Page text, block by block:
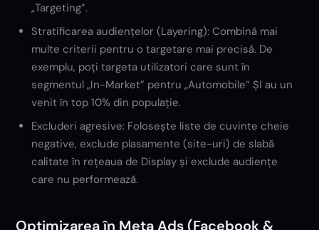
„Targeting”.
Stratificarea audiențelor (Layering): Combină mai
multe criterii pentru o targetare mai precisă. De
exemplu, poți targeta utilizatori care sunt în
segmentul „In-Market” pentru „Automobile” ȘI au un
venit în top 10% din populație.
Excluderi agresive: Folosește liste de cuvinte cheie
negative, exclude plasamente (site-uri) de slabă
calitate în rețeaua de Display și exclude audiențe
care nu performează.
Optimizarea în Meta Ads (Facebook &